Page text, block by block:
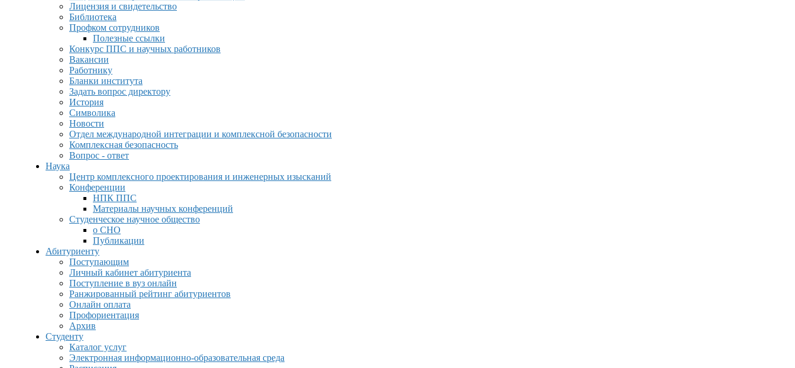
Лицензия и свидетельство
Библиотека
Профком сотрудников
Полезные ссылки
Конкурс ППС и научных работников
Вакансии
Работнику
Бланки института
Задать вопрос директору
История
Символика
Новости
Отдел международной интеграции и комплексной безопасности
Комплексная безопасность
Вопрос - ответ
Наука
Центр комплексного проектирования и инженерных изысканий
Конференции
НПК ППС
Материалы научных конференций
Студенческое научное общество
о СНО
Публикации
Абитуриенту
Поступающим
Личный кабинет абитуриента
Поступление в вуз онлайн
Ранжированный рейтинг абитуриентов
Онлайн оплата
Профориентация
Архив
Студенту
Каталог услуг
Электронная информационно-образовательная среда